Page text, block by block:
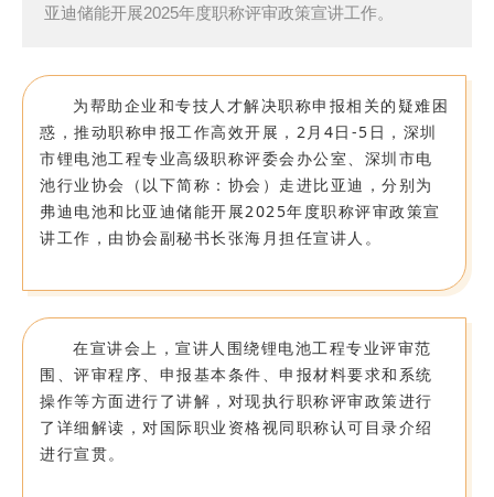
亚迪储能开展2025年度职称评审政策宣讲工作。
为帮助企业和专技人才解决职称申报相关的疑难困
惑，推动职称申报工作高效开展，2月4日-5日，深圳
市锂电池工程专业高级职称评委会办公室、深圳市电
池行业协会（以下简称：协会）走进比亚迪，分别为
弗迪电池和比亚迪储能开展2025年度职称评审政策宣
讲工作，由协会副秘书长张海月担任宣讲人。
在宣讲会上，宣讲人围绕锂电池工程专业评审范
围、评审程序、申报基本条件、申报材料要求和系统
操作等方面进行了讲解，对现执行职称评审政策进行
了详细解读，对国际职业资格视同职称认可目录介绍
进行宣贯。